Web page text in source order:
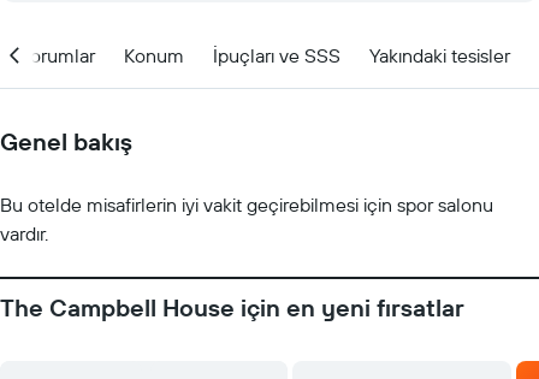
Yorumlar Konum İpuçları ve SSS Yakındaki tesisler
Genel bakış
Bu otelde misafirlerin iyi vakit geçirebilmesi için spor salonu
vardır.
The Campbell House için en yeni fırsatlar